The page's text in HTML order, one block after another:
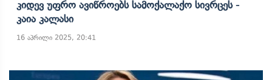
Კიდევ Უფრო Ავიწროებს Სამოქალაქო Სივრცეს -
Კაია Კალასი
16 აპრილი 2025, 20:41